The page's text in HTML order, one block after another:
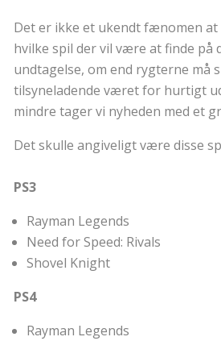
Det er ikke et ukendt fænomen
hvilke spil der vil være at finde på
undtagelse, om end rygterne må
tilsyneladende været for hurtigt
mindre tager vi nyheden med et
Det skulle angiveligt være disse
PS3
Rayman Legends
Need for Speed: Rivals
Shovel Knight
PS4
Rayman Legends